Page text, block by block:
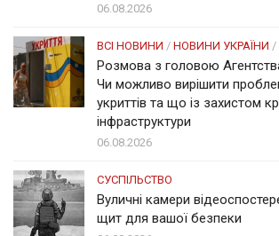
06.08.2026
ВСІ НОВИНИ / НОВИНИ УКРАЇНИ /
Розмова з головою
Чи можливо вирішити
укриттів та що із захистом
інфраструктури
06.08.2026
СУСПІЛЬСТВО
Вуличні камери
щит для вашої безпеки